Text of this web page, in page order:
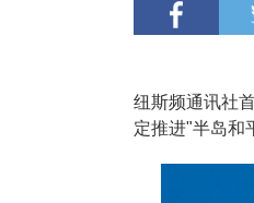
纽斯频通讯社
定推进"半岛和